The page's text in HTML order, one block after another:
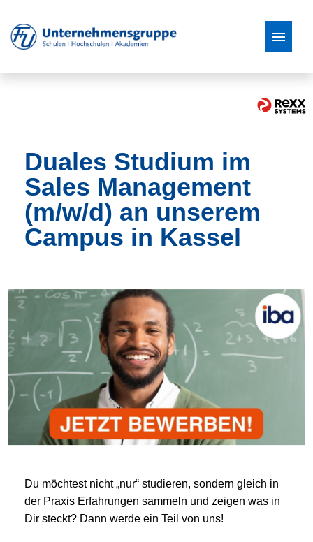
Duales Studium im
Sales Management
(m/w/d) an unserem
Campus in Kassel
Du möchtest nicht „nur“ studieren, sondern gleich in
der Praxis Erfahrungen sammeln und zeigen was in
Dir steckt? Dann werde ein Teil von uns!